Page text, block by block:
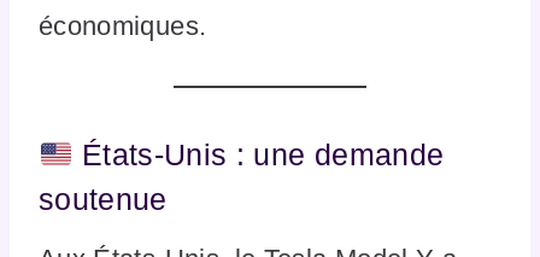
économiques.
États-Unis : une demande
soutenue